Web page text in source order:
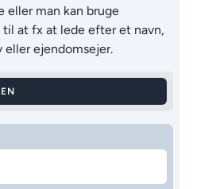
eller man kan bruge
til at fx at lede efter et navn,
eller ejendomsejer.